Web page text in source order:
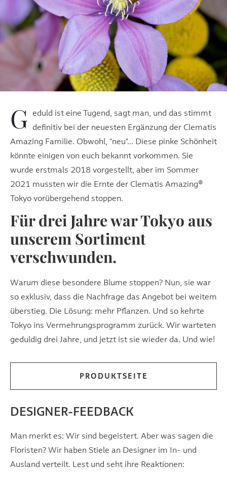
G
eduld ist eine Tugend, sagt man, und das stimmt
definitiv bei der neuesten Ergänzung der Clematis
Amazing Familie. Obwohl, "neu"... Diese pinke Schönheit
könnte einigen von euch bekannt vorkommen. Sie
wurde erstmals 2018 vorgestellt, aber im Sommer
2021 mussten wir die Ernte der Clematis Amazing®
Tokyo vorübergehend stoppen.
Für drei Jahre war Tokyo aus
unserem Sortiment
verschwunden.
Warum diese besondere Blume stoppen? Nun, sie war
so exklusiv, dass die Nachfrage das Angebot bei weitem
überstieg. Die Lösung: mehr Pflanzen. Und so kehrte
Tokyo ins Vermehrungsprogramm zurück. Wir warteten
geduldig drei Jahre, und jetzt ist sie wieder da. Und wie!
PRODUKTSEITE
DESIGNER-FEEDBACK
Man merkt es: Wir sind begeistert. Aber was sagen die
Floristen? Wir haben Stiele an Designer im In- und
Ausland verteilt. Lest und seht ihre Reaktionen: